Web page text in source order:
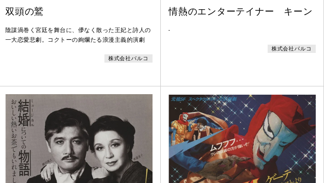
双頭の鷲
陰謀渦巻く宮廷を舞台に、儚なく散った王妃と詩人の
一大恋愛悲劇。コクトーの絢爛たる浪漫主義的演劇
株式会社パルコ
情熱のエンターテイナー キーン
-
株式会社パルコ